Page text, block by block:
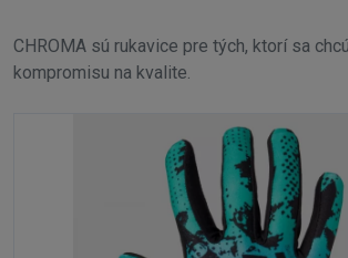
CHROMA sú rukavice pre tých, ktorí sa
kompromisu na kvalite.